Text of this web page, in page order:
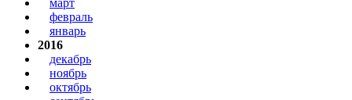
февраль
январь
2016
декабрь
ноябрь
октябрь